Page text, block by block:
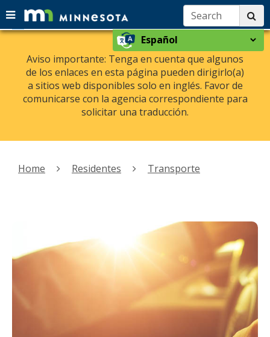
skip
content
Search:
Select
a
language
Aviso importante: Tenga en cuenta que algunos
de los enlaces en esta página pueden dirigirlo(a)
a sitios web disponibles solo en inglés. Favor de
comunicarse con la agencia correspondiente para
solicitar una traducción.
menu
arrow
keys
navigate
Menu
navigate
through
keys
spacebar
and
Home Residentes Transporte